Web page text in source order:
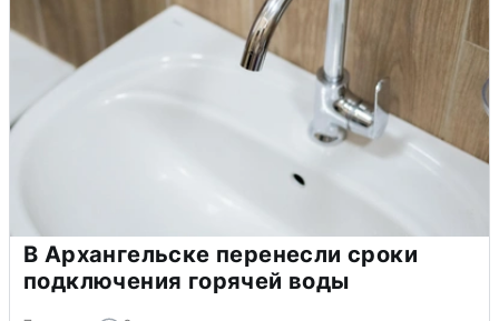
В Архангельске перенесли сроки
подключения горячей воды